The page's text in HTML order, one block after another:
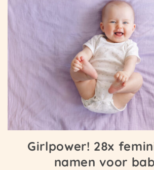
Girlpower! 28x
namen voor